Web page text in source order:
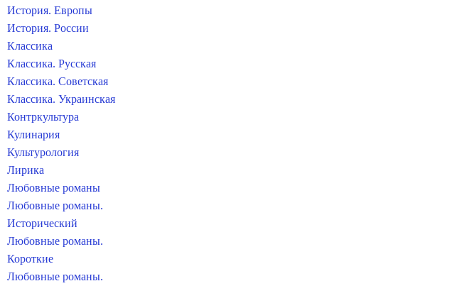
История. Европы
История. России
Классика
Классика. Русская
Классика. Советская
Классика. Украинская
Контркультура
Кулинария
Культурология
Лирика
Любовные романы
Любовные романы.
Исторический
Любовные романы.
Короткие
Любовные романы.